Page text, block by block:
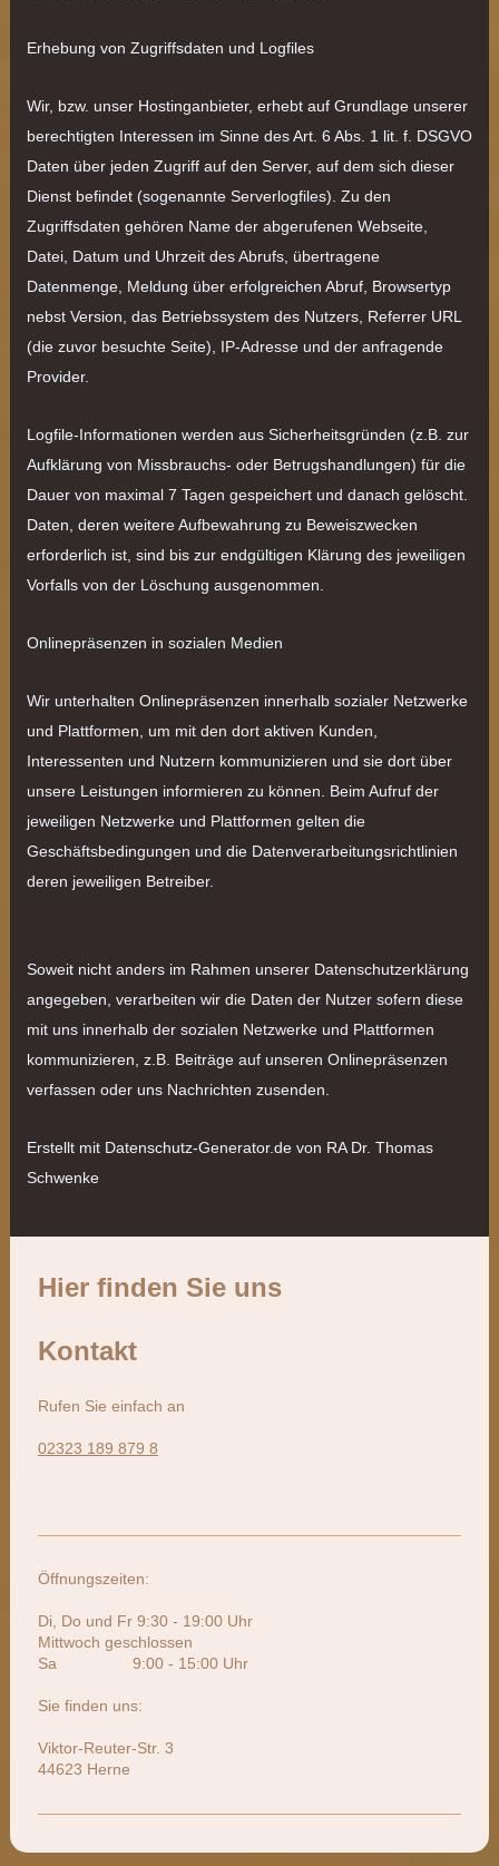
Erhebung von Zugriffsdaten und Logfiles
Wir, bzw. unser Hostinganbieter, erhebt auf Grundlage unserer
berechtigten Interessen im Sinne des Art. 6 Abs. 1 lit. f. DSGVO
Daten über jeden Zugriff auf den Server, auf dem sich dieser
Dienst befindet (sogenannte Serverlogfiles). Zu den
Zugriffsdaten gehören Name der abgerufenen Webseite,
Datei, Datum und Uhrzeit des Abrufs, übertragene
Datenmenge, Meldung über erfolgreichen Abruf, Browsertyp
nebst Version, das Betriebssystem des Nutzers, Referrer URL
(die zuvor besuchte Seite), IP-Adresse und der anfragende
Provider.
Logfile-Informationen werden aus Sicherheitsgründen (z.B. zur
Aufklärung von Missbrauchs- oder Betrugshandlungen) für die
Dauer von maximal 7 Tagen gespeichert und danach gelöscht.
Daten, deren weitere Aufbewahrung zu Beweiszwecken
erforderlich ist, sind bis zur endgültigen Klärung des jeweiligen
Vorfalls von der Löschung ausgenommen.
Onlinepräsenzen in sozialen Medien
Wir unterhalten Onlinepräsenzen innerhalb sozialer Netzwerke
und Plattformen, um mit den dort aktiven Kunden,
Interessenten und Nutzern kommunizieren und sie dort über
unsere Leistungen informieren zu können. Beim Aufruf der
jeweiligen Netzwerke und Plattformen gelten die
Geschäftsbedingungen und die Datenverarbeitungsrichtlinien
deren jeweiligen Betreiber.
Soweit nicht anders im Rahmen unserer Datenschutzerklärung
angegeben, verarbeiten wir die Daten der Nutzer sofern diese
mit uns innerhalb der sozialen Netzwerke und Plattformen
kommunizieren, z.B. Beiträge auf unseren Onlinepräsenzen
verfassen oder uns Nachrichten zusenden.
Erstellt mit Datenschutz-Generator.de von RA Dr. Thomas
Schwenke
Hier finden Sie uns
Kontakt
Rufen Sie einfach an
02323 189 879 8
Öffnungszeiten:
Di, Do und Fr 9:30 - 19:00 Uhr
Mittwoch geschlossen
Sa 9:00 - 15:00 Uhr
Sie finden uns:
Viktor-Reuter-Str. 3
44623 Herne